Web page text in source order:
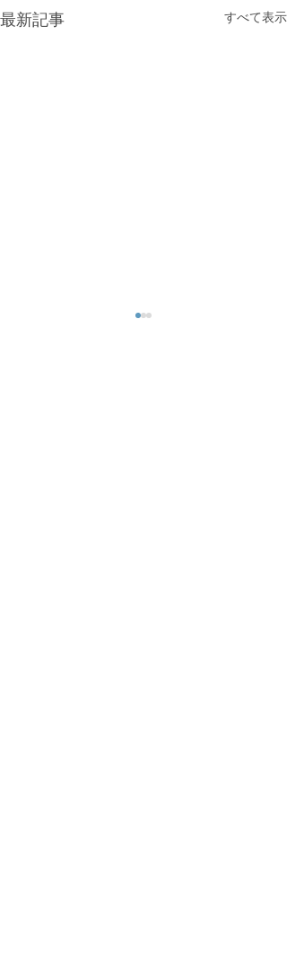
最新記事 すべて表示